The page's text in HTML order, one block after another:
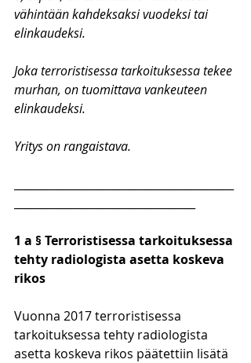
vähintään kahdeksaksi vuodeksi tai
elinkaudeksi.
Joka terroristisessa tarkoituksessa tekee
murhan, on tuomittava vankeuteen
elinkaudeksi.
Yritys on rangaistava.
1 a § Terroristisessa tarkoituksessa
tehty radiologista asetta koskeva
rikos
Vuonna 2017 terroristisessa
tarkoituksessa tehty radiologista
asetta koskeva rikos päätettiin lisätä